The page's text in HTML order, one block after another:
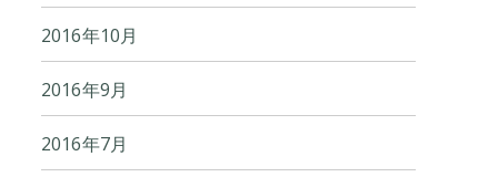
2016年10月
2016年9月
2016年7月